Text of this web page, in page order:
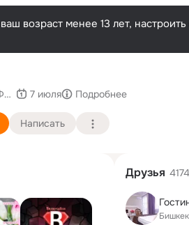
возраст менее 13 лет,
7 июля Подробнее
Написать
Друзья 4174